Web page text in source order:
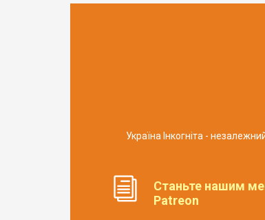
Україна Інкогніта -
Станьте нашим
Patreon